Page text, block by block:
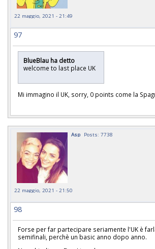
22 maggio, 2021 - 21:49
97
BlueBlau ha detto
welcome to last place UK
Mi immagino il UK, sorry, 0 points come la
Asp Posts: 7738
22 maggio, 2021 - 21:50
98
Forse per far partecipare seriamente l'UK è
semifinali, perchè un basic anno dopo anno.